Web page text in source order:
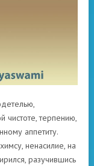
чистоте, терпению,
аппетиту.
ненасилие, на
разучившись